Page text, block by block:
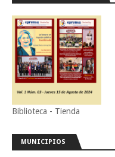
Biblioteca - Tienda
MUNICIPIOS